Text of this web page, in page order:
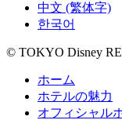
中文 (繁体字)
한국어
© TOKYO Disney
ホーム
ホテルの魅力
オフィシャル